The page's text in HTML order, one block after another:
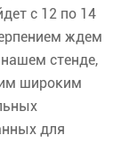
с 12 по 14
ждем
стенде,
широким
для